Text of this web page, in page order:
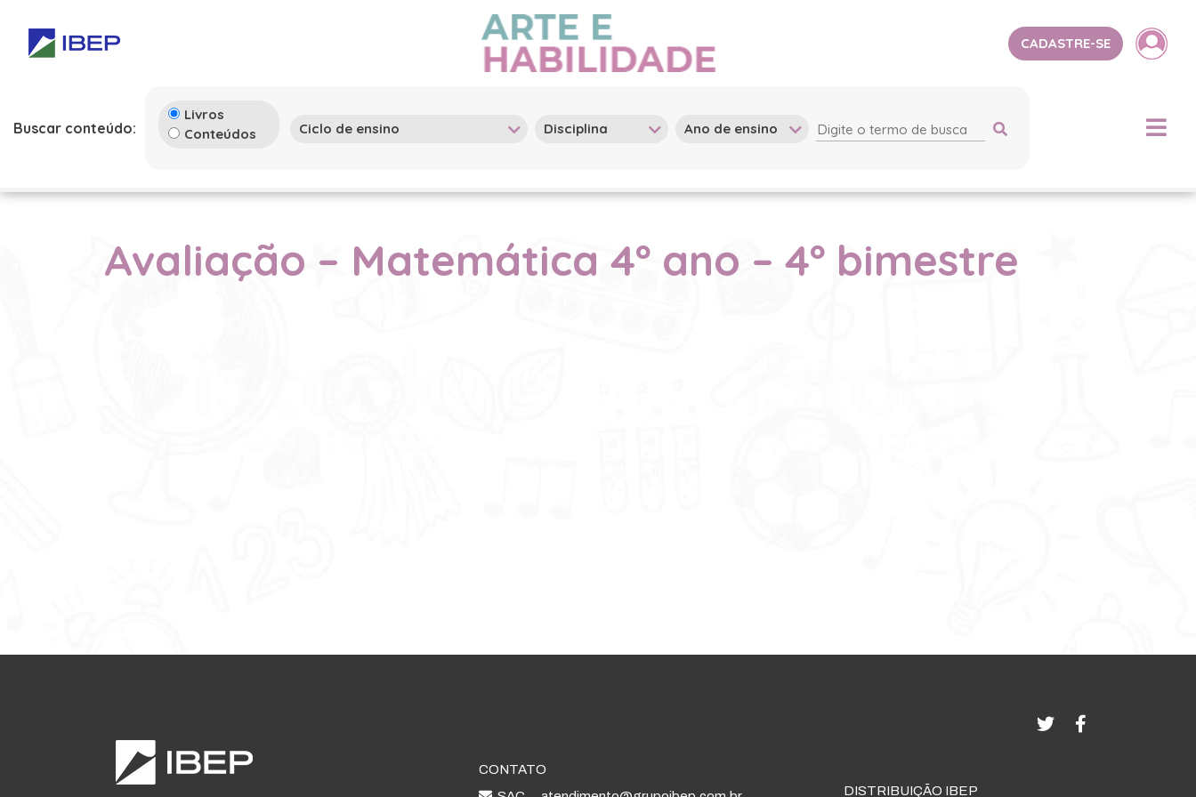
CADASTRE-SE
Buscar conteúdo:
Livros
Conteúdos
Avaliação – Matemática 4º ano – 4º bimestre
CONTATO
DISTRIBUIÇÃO IBEP